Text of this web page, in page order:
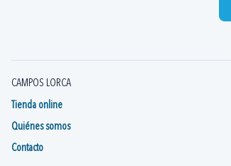
CAMPOS LORCA
Tienda online
Quiénes somos
Contacto